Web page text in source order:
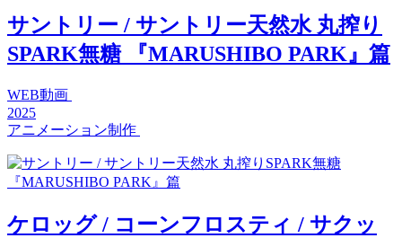
サントリー / サントリー天然水 丸搾り
SPARK無糖 『MARUSHIBO PARK』篇
WEB動画
2025
アニメーション制作
ケロッグ / コーンフロスティ / サクッ